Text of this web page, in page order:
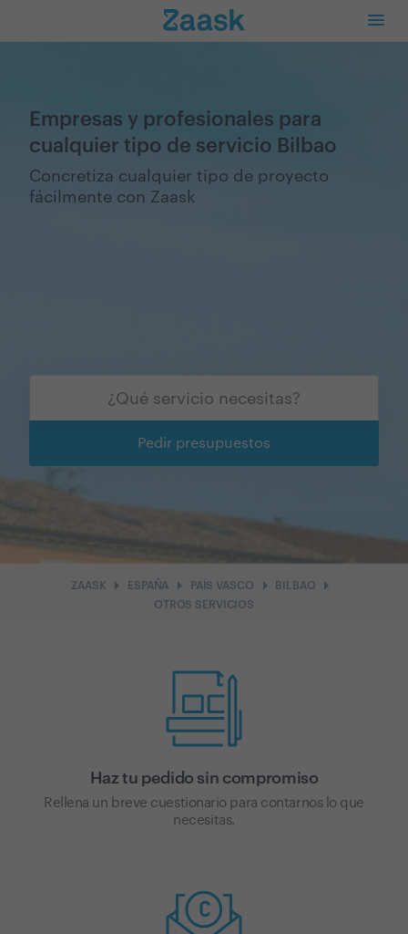
Empresas y profesionales para
cualquier tipo de servicio Bilbao
Concretiza cualquier tipo de proyecto
fácilmente con Zaask
Pedir presupuestos
ZAASK arrow_right ESPAÑA arrow_right PAÍS VASCO arrow_right BILBAO arrow_right
OTROS SERVICIOS
Haz tu pedido sin compromiso
Rellena un breve cuestionario para contarnos lo que
necesitas.